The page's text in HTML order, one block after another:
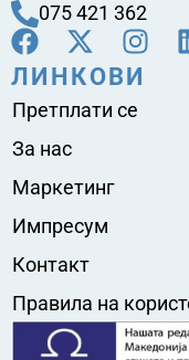
075 421 362
ЛИНКОВИ
Претплати се
За нас
Маркетинг
Импресум
Контакт
Правила на